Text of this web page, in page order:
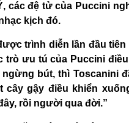
các đệ tử của Puccini
kịch đó.
trình diễn lần đầu
trò ưu tú của Puccini
bút, thì Toscanini
cây gậy điều khiển
rồi người qua đời.”